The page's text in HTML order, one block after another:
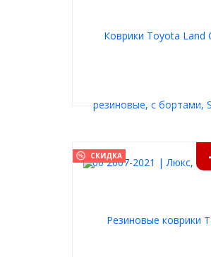
СКИДКА